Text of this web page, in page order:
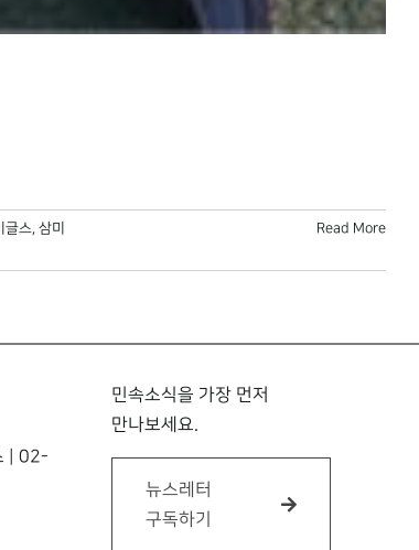
글스, 삼미
Read More
| 02-
민속소식을 가장 먼저
만나보세요.
뉴스레터
구독하기